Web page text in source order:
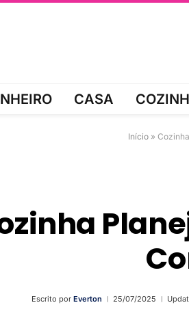
CASA
Início»
Escrito por Everton 25/07/2025